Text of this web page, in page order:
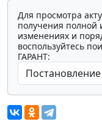
Для просмотра
получения полной
изменениях и
воспользуйтесь
ГАРАНТ: